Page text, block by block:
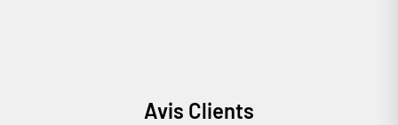
Avis Clients